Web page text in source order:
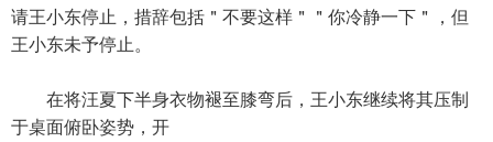
请王小东停止，措辞包括＂不要这样＂＂你冷静一下＂，但
王小东未予停止。
在将汪夏下半身衣物褪至膝弯后，王小东继续将其压制
于桌面俯卧姿势，开